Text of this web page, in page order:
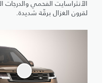
الأنثراسايت الفحمي والدرجات
لقرون الغزال برقّة شديدة.